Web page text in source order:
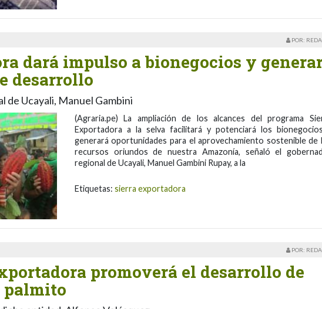
POR:
dará impulso a bionegocios y
desarrollo
de Ucayali, Manuel Gambini
(Agraria.pe) La ampliación de los alcances del programa
Exportadora a la selva facilitará y potenciará los
generará oportunidades para el aprovechamiento sostenible de
recursos oriundos de nuestra Amazonía, señaló el
regional de Ucayali, Manuel Gambini Rupay, a la
Etiquetas: sierra exportadora
POR:
promoverá el desarrollo de
palmito